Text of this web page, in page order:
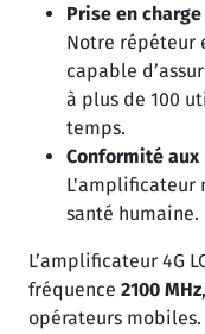
Prise en
Notre répéteur
capable
à plus de 100
temps.
Conformité aux
L'amplificateur
santé humaine.
L’amplificateur 4G
fréquence 2100 MHz
opérateurs